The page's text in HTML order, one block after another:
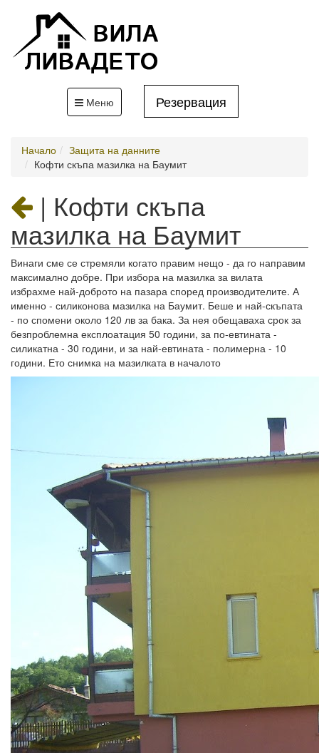
Toggle
navigation
Меню Резервация
Начало
Защита на данните
Кофти скъпа мазилка на Баумит
| Кофти скъпа
мазилка на Баумит
Винаги сме се стремяли когато правим нещо - да го направим
максимално добре. При избора на мазилка за вилата
избрахме най-доброто на пазара според производителите. А
именно - силиконова мазилка на Баумит. Беше и най-скъпата
- по спомени около 120 лв за бака. За нея обещаваха срок за
безпроблемна експлоатация 50 години, за по-евтината -
силикатна - 30 години, и за най-евтината - полимерна - 10
години. Ето снимка на мазилката в началото